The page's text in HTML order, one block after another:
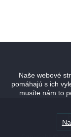
Naše webové
pomáhajú s ich
musíte nám to